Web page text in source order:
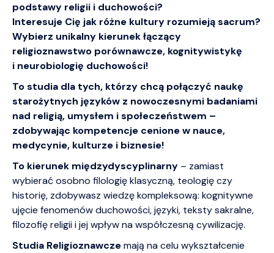
podstawy religii i duchowości?
Interesuje Cię jak różne kultury rozumieją sacrum?
Wybierz unikalny kierunek łączący
religioznawstwo porównawcze, kognitywistykę
i neurobiologię duchowości!
To studia dla tych, którzy chcą połączyć naukę
starożytnych języków z nowoczesnymi badaniami
nad religią, umysłem i społeczeństwem –
zdobywając kompetencje cenione w nauce,
medycynie, kulturze i biznesie!
To kierunek międzydyscyplinarny – zamiast
wybierać osobno filologię klasyczną, teologię czy
historię, zdobywasz wiedzę kompleksową: kognitywne
ujęcie fenomenów duchowości, języki, teksty sakralne,
filozofię religii i jej wpływ na współczesną cywilizację.
Studia Religioznawczemają na celu wykształcenie